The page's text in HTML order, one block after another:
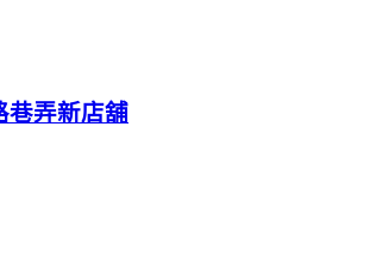
弄新店舖